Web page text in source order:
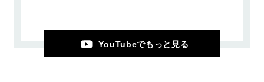
YouTubeでもっと見る